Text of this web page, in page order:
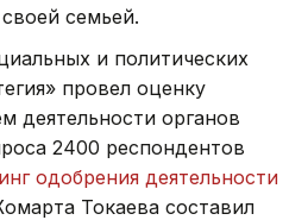
семьей.
и политических
провел оценку
деятельности органов
2400 респондентов
одобрения деятельности
Токаева составил